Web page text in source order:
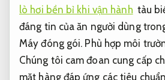
lò hơi bền bỉ khi vận hành tàu
đáng tin của ăn người dùng
Máy đóng gói. Phù hợp môi
Chúng tôi cam đoan cung cấp
mặt hàng đáp ứng các tiêu